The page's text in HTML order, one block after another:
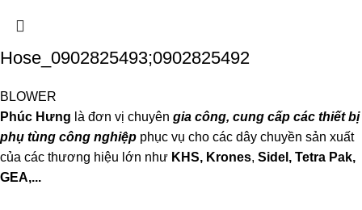
Hose_0902825493;0902825492
BLOWER
Phúc Hưng là đơn vị chuyên gia công, cung cấp các thiết bị
phụ tùng công nghiệp phục vụ cho các dây chuyền sản xuất
của các thương hiệu lớn như KHS, Krones, Sidel, Tetra Pak,
GEA,...